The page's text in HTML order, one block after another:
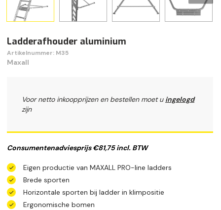
Ladderafhouder aluminium
Artikelnummer: M35
Maxall
Voor netto inkoopprijzen en bestellen moet u ingelogd
zijn
Consumentenadviesprijs €81,75 incl. BTW
Eigen productie van MAXALL PRO-line ladders
Brede sporten
Horizontale sporten bij ladder in klimpositie
Ergonomische bomen